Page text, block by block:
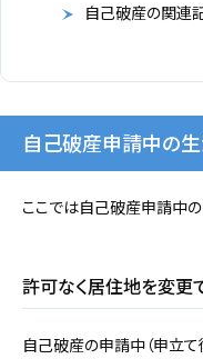
自己破産の関連
自己破産申請中の
ここでは自己破産申請中
許可なく居住地を変更
自己破産の申請中（申立